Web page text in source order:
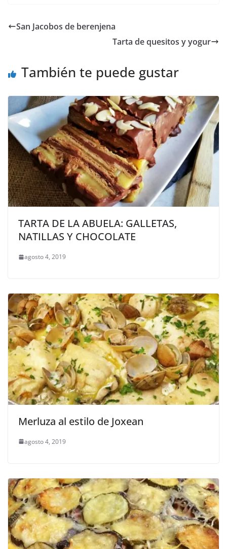
San Jacobos de berenjena
Tarta de quesitos y yogur
También te puede gustar
TARTA DE LA ABUELA: GALLETAS,
NATILLAS Y CHOCOLATE
agosto 4, 2019
Merluza al estilo de Joxean
agosto 4, 2019